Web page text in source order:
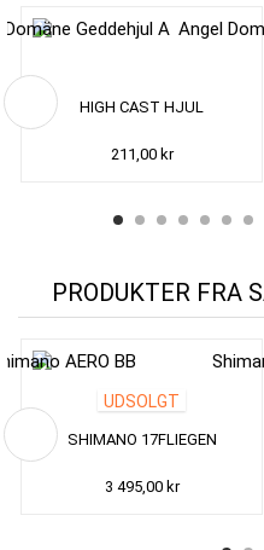
HIGH CAST HJUL
211,00 kr
PRODUKTER FRA
UDSOLGT
SHIMANO 17FLIEGEN
3 495,00 kr